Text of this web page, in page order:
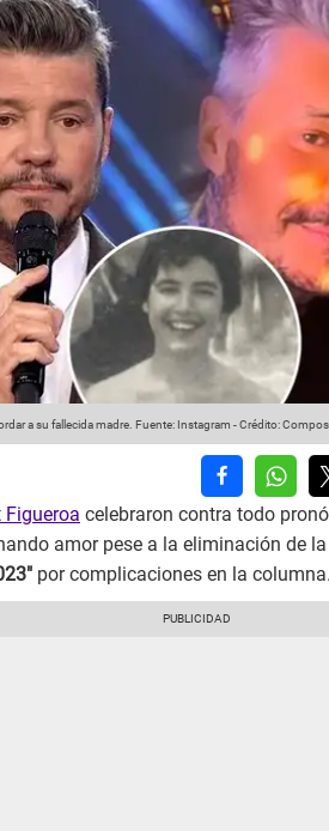
a su fallecida madre. Fuente: Instagram -Crédito:
Figueroa celebraron contra todo
amor pese a la eliminación de la
por complicaciones en la columna.